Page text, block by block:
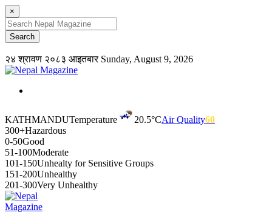
×
२४ श्रावण २०८३ आइतबारSunday, August 9, 2026
KATHMANDUTemperature 20.5°CAir Quality60
300+Hazardous
0-50Good
51-100Moderate
101-150Unhealty for Sensitive Groups
151-200Unhealthy
201-300Very Unhealthy